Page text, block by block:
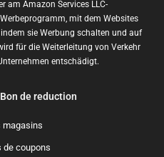
am Amazon Services LLC-
mit dem Websites
sie Werbung schalten und auf
für die Weiterleitung von Verkehr
entschädigt.
de reduction
magasins
de coupons